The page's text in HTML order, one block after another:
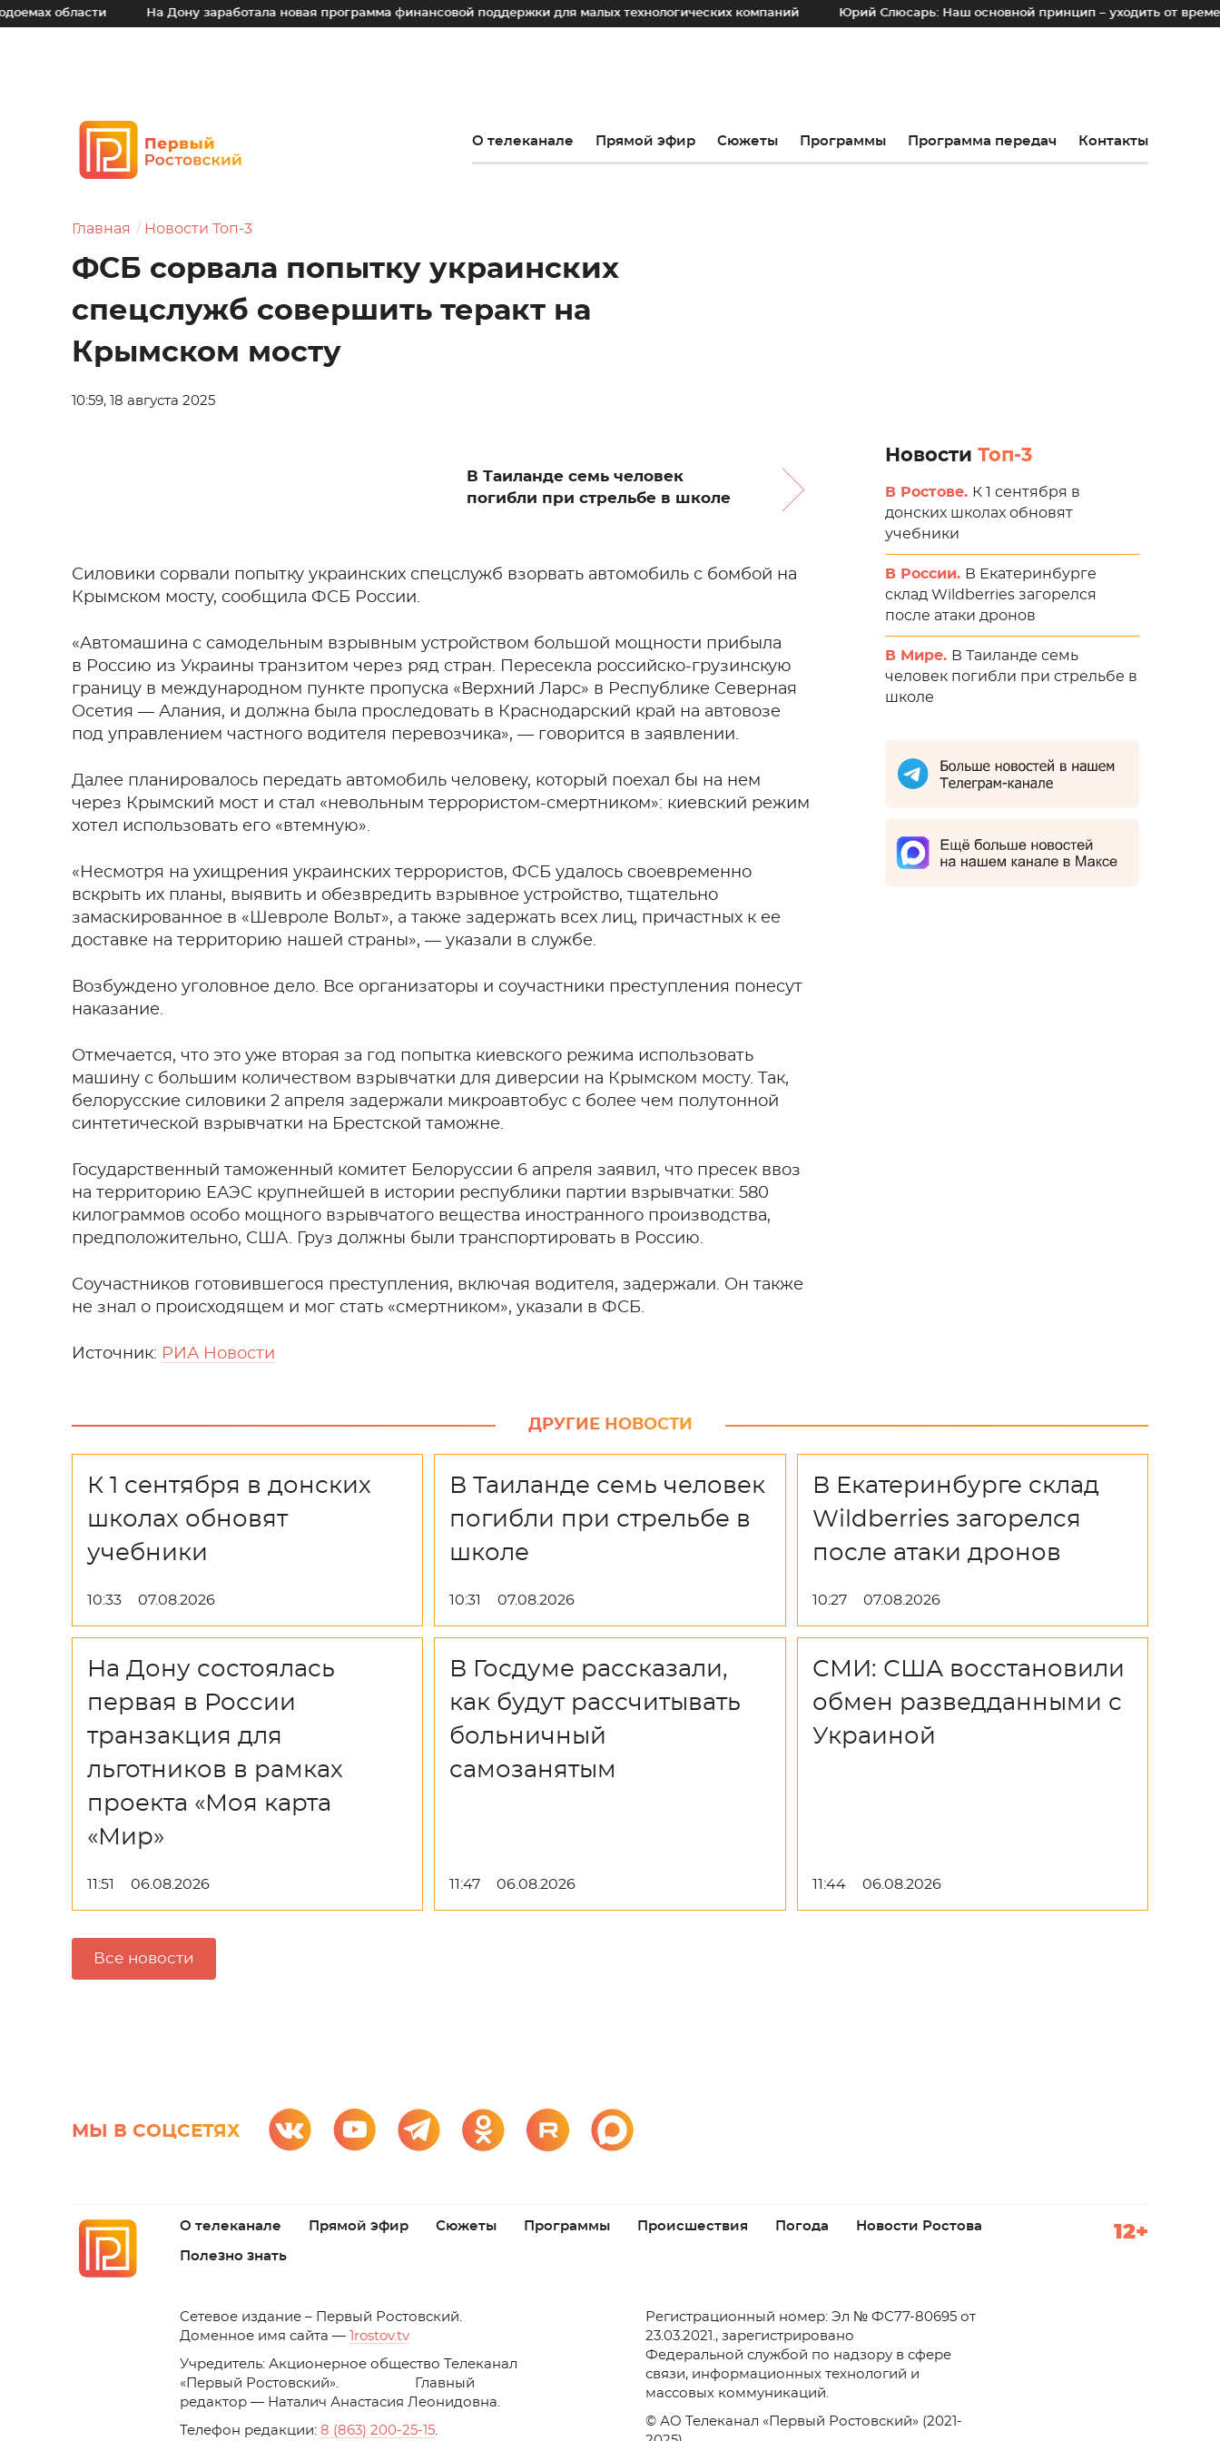
области На Дону заработала новая программа финансовой поддержки для малых технологических компаний Юрий Слюсарь: Наш основной принцип – уходить от временных
О телеканале Прямой эфир Сюжеты Программы Программа передач Контакты
Главная Новости Топ-3
ФСБ сорвала попытку украинских
спецслужб совершить теракт на
Крымском мосту
10:59, 18 августа 2025
В Таиланде семь человек
погибли при стрельбе в школе
Силовики сорвали попытку украинских спецслужб взорвать автомобиль с бомбой на
Крымском мосту, сообщила ФСБ России.
«Автомашина с самодельным взрывным устройством большой мощности прибыла
в Россию из Украины транзитом через ряд стран. Пересекла российско-грузинскую
границу в международном пункте пропуска «Верхний Ларс» в Республике Северная
Осетия — Алания, и должна была проследовать в Краснодарский край на автовозе
под управлением частного водителя перевозчика», — говорится в заявлении.
Далее планировалось передать автомобиль человеку, который поехал бы на нем
через Крымский мост и стал «невольным террористом-смертником»: киевский режим
хотел использовать его «втемную».
«Несмотря на ухищрения украинских террористов, ФСБ удалось своевременно
вскрыть их планы, выявить и обезвредить взрывное устройство, тщательно
замаскированное в «Шевроле Вольт», а также задержать всех лиц, причастных к ее
доставке на территорию нашей страны», — указали в службе.
Возбуждено уголовное дело. Все организаторы и соучастники преступления понесут
наказание.
Отмечается, что это уже вторая за год попытка киевского режима использовать
машину с большим количеством взрывчатки для диверсии на Крымском мосту. Так,
белорусские силовики 2 апреля задержали микроавтобус с более чем полутонной
синтетической взрывчатки на Брестской таможне.
Государственный таможенный комитет Белоруссии 6 апреля заявил, что пресек ввоз
на территорию ЕАЭС крупнейшей в истории республики партии взрывчатки: 580
килограммов особо мощного взрывчатого вещества иностранного производства,
предположительно, США. Груз должны были транспортировать в Россию.
Соучастников готовившегося преступления, включая водителя, задержали. Он также
не знал о происходящем и мог стать «смертником», указали в ФСБ.
Источник: РИА Новости
Новости Топ-3
В Ростове. К 1 сентября в
донских школах обновят
учебники
В России. В Екатеринбурге
склад Wildberries загорелся
после атаки дронов
В Мире. В Таиланде семь
человек погибли при стрельбе в
школе
ДРУГИЕ НОВОСТИ
К 1 сентября в донских
школах обновят
учебники
10:33 07.08.2026
В Таиланде семь человек
погибли при стрельбе в
школе
10:31 07.08.2026
В Екатеринбурге склад
Wildberries загорелся
после атаки дронов
10:27 07.08.2026
На Дону состоялась
первая в России
транзакция для
льготников в рамках
проекта «Моя карта
«Мир»
11:51 06.08.2026
В Госдуме рассказали,
как будут рассчитывать
больничный
самозанятым
11:47 06.08.2026
СМИ: США восстановили
обмен разведданными с
Украиной
11:44 06.08.2026
Все новости
МЫ В СОЦСЕТЯХ
О телеканале Прямой эфир Сюжеты Программы Происшествия Погода Новости Ростова
Полезно знать
12+
Cетевое издание – Первый Ростовский.
Доменное имя сайта —
1rostov.tv
Учредитель: Акционерное общество Телеканал
«Первый Ростовский». Главный
редактор — Наталич Анастасия Леонидовна.
Телефон редакции: 8 (863) 200-25-15.
Регистрационный номер: Эл № ФС77-80695 от
23.03.2021., зарегистрировано
Федеральной службой по надзору в сфере
связи, информационных технологий и
массовых коммуникаций.
© АО Телеканал «Первый Ростовский» (2021-